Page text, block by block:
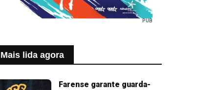
PUB
Mais lida agora
Farense garante guarda-